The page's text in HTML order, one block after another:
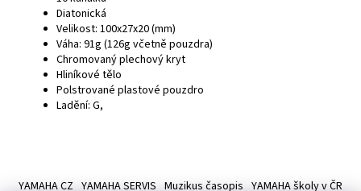
Diatonická
Velikost: 100x27x20 (mm)
Váha: 91g (126g včetně pouzdra)
Chromovaný plechový kryt
Hliníkové tělo
Polstrované plastové pouzdro
Ladění: G,
YAMAHA CZ YAMAHA SERVIS Muzikus časopis YAMAHA školy v ČR